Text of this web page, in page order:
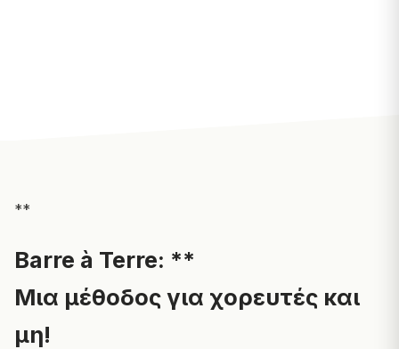
**
Barre à Terre: **
Μια μέθοδος για χορευτές και
μη!